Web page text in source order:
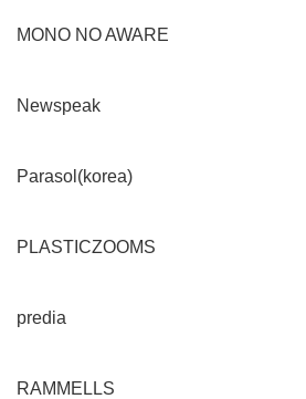
MONO NO AWARE
Newspeak
Parasol(korea)
PLASTICZOOMS
predia
RAMMELLS